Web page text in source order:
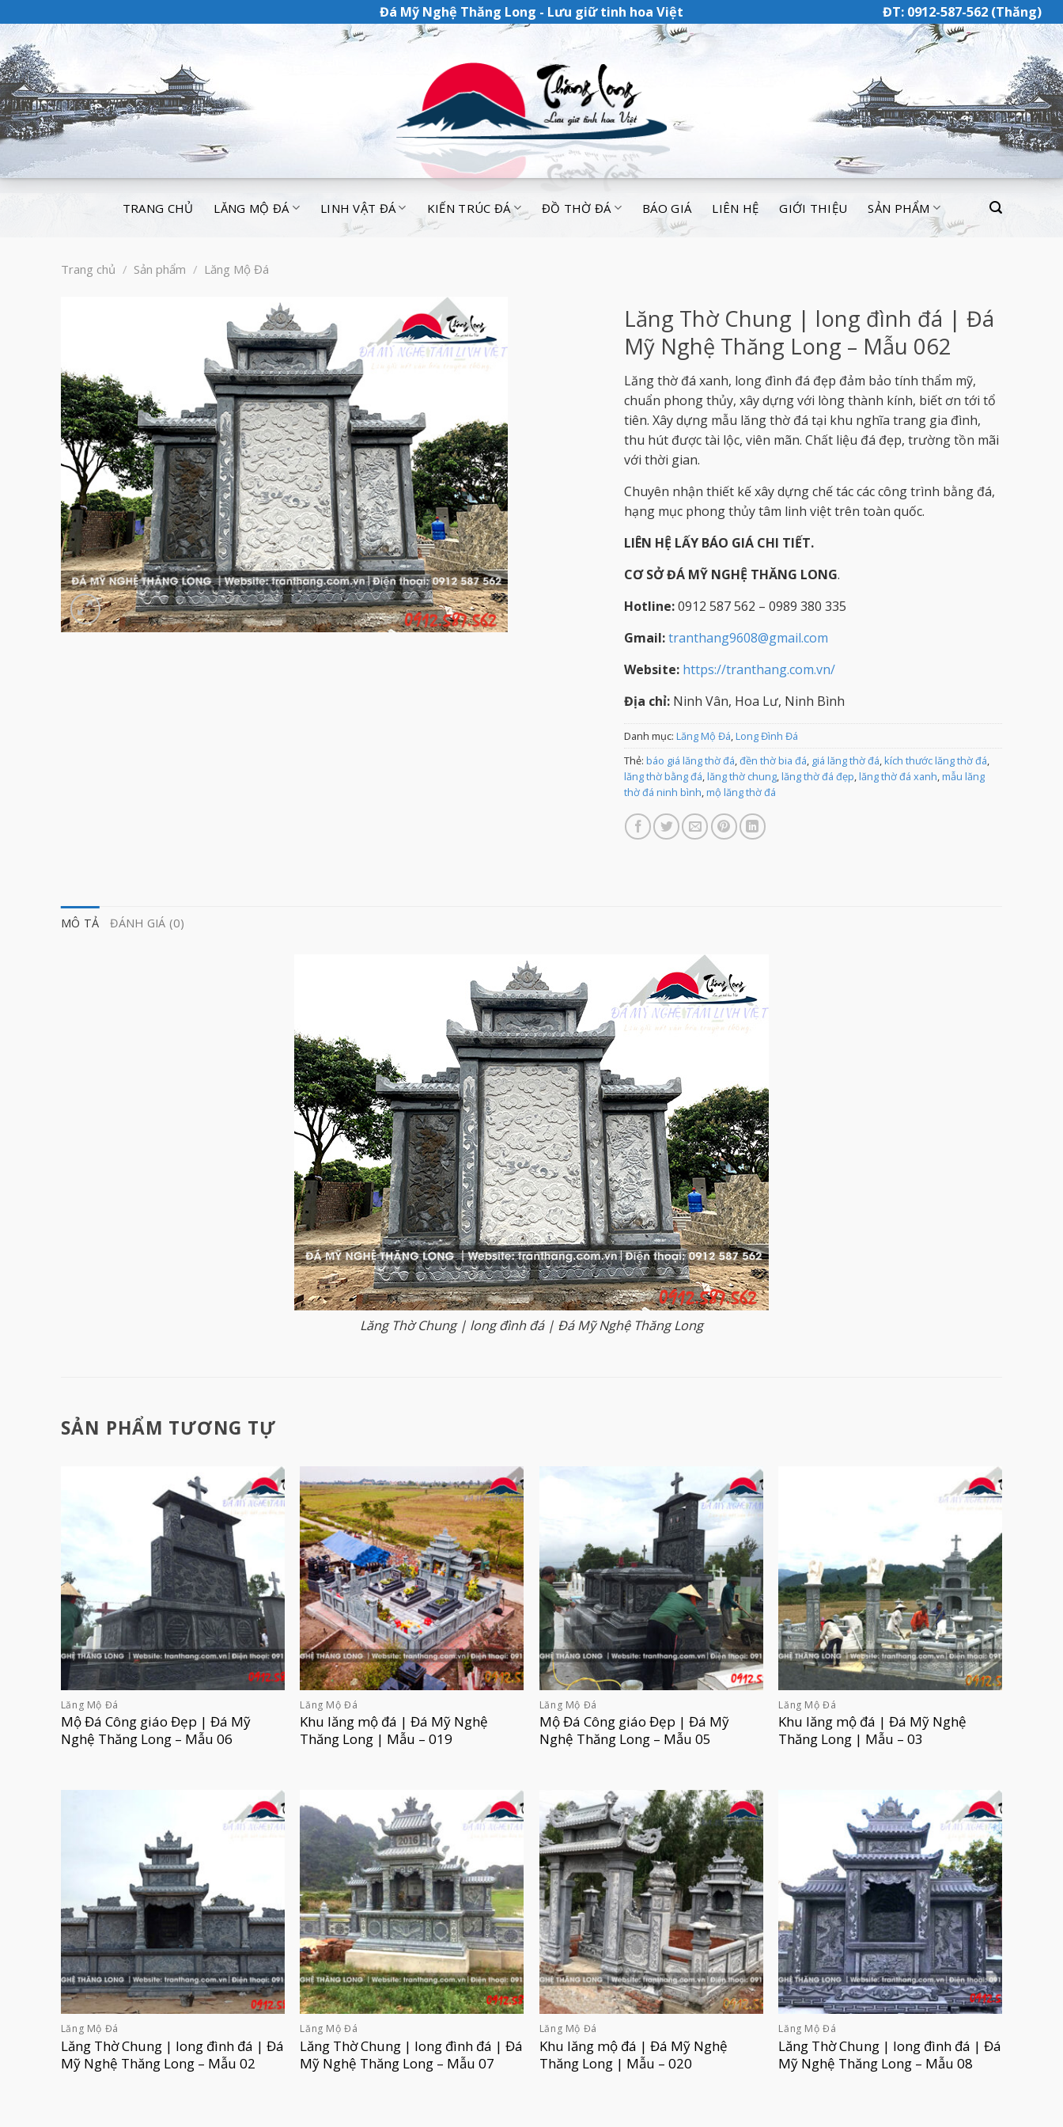
Đá Mỹ Nghệ Thăng Long - Lưu giữ tinh hoa Việt ĐT: 0912-587-562 (Thăng)
TRANG CHỦ LĂNG MỘ ĐÁ LINH VẬT ĐÁ KIẾN TRÚC ĐÁ ĐỒ THỜ ĐÁ BÁO GIÁ LIÊN HỆ GIỚI THIỆU SẢN PHẨM
Trang chủ / Sản phẩm / Lăng Mộ Đá
Lăng Thờ Chung | long đình đá | Đá
Mỹ Nghệ Thăng Long – Mẫu 062
Lăng thờ đá xanh, long đình đá đẹp đảm bảo tính thẩm mỹ,
chuẩn phong thủy, xây dựng với lòng thành kính, biết ơn tới tổ
tiên. Xây dựng mẫu lăng thờ đá tại khu nghĩa trang gia đình,
thu hút được tài lộc, viên mãn. Chất liệu đá đẹp, trường tồn mãi
với thời gian.
Chuyên nhận thiết kế xây dựng chế tác các công trình bằng đá,
hạng mục phong thủy tâm linh việt trên toàn quốc.
LIÊN HỆ LẤY BÁO GIÁ CHI TIẾT.
CƠ SỞ ĐÁ MỸ NGHỆ THĂNG LONG.
Hotline:0912 587 562 – 0989 380 335
Gmail:tranthang9608@gmail.com
Website: https://tranthang.com.vn/
Địa chỉ:Ninh Vân, Hoa Lư, Ninh Bình
Danh mục: Lăng Mộ Đá Long Đình Đá
Thẻ: báo giá lăng thờ đá đền thờ bia đá giá lăng thờ đá kích thước lăng thờ đá
lăng thờ bằng đá lăng thờ chung, lăng thờ đá đẹp lăng thờ đá xanh mẫu lăng
thờ đá ninh bình mộ lăng thờ đá
MÔ TẢ ĐÁNH GIÁ (0)
Lăng Thờ Chung | long đình đá | Đá Mỹ Nghệ Thăng Long
SẢN PHẨM TƯƠNG TỰ
Lăng Mộ Đá
Mộ Đá Công giáo Đẹp | Đá Mỹ
Nghệ Thăng Long – Mẫu 06
Lăng Mộ Đá
Khu lăng mộ đá | Đá Mỹ Nghệ
Thăng Long | Mẫu – 019
Lăng Mộ Đá
Mộ Đá Công giáo Đẹp | Đá Mỹ
Nghệ Thăng Long – Mẫu 05
Lăng Mộ Đá
Khu lăng mộ đá | Đá Mỹ Nghệ
Thăng Long | Mẫu – 03
Lăng Mộ Đá
Lăng Thờ Chung | long đình đá | Đá
Mỹ Nghệ Thăng Long – Mẫu 02
Lăng Mộ Đá
Lăng Thờ Chung | long đình đá | Đá
Mỹ Nghệ Thăng Long – Mẫu 07
Lăng Mộ Đá
Khu lăng mộ đá | Đá Mỹ Nghệ
Thăng Long | Mẫu – 020
Lăng Mộ Đá
Lăng Thờ Chung | long đình đá | Đá
Mỹ Nghệ Thăng Long – Mẫu 08